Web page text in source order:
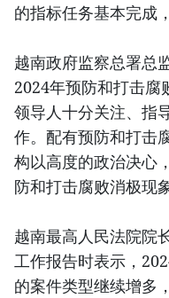
的指标任务基本完成
越南政府监察总署总
2024年预防和打击腐
领导人十分关注、指
作。配有预防和打击
构以高度的政治决心
防和打击腐败消极现
越南最高人民法院院
工作报告时表示，
的案件类型继续增多